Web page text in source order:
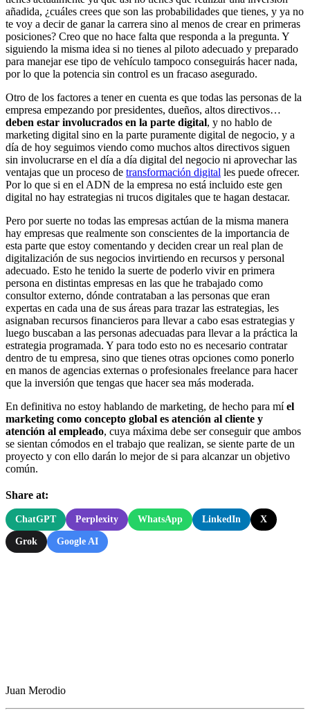
añadida, ¿cuáles crees que son las probabilidades que tienes, y ya no
te voy a decir de ganar la carrera sino al menos de crear en primeras
posiciones? Creo que no hace falta que responda a la pregunta. Y
siguiendo la misma idea si no tienes al piloto adecuado y preparado
para manejar ese tipo de vehículo tampoco conseguirás hacer nada,
por lo que la potencia sin control es un fracaso asegurado.
Otro de los factores a tener en cuenta es que todas las personas de la
empresa empezando por presidentes, dueños, altos directivos…
deben estar involucrados en la parte digital, y no hablo de
marketing digital sino en la parte puramente digital de negocio, y a
día de hoy seguimos viendo como muchos altos directivos siguen
sin involucrarse en el día a día digital del negocio ni aprovechar las
ventajas que un proceso de transformación digital les puede ofrecer.
Por lo que si en el ADN de la empresa no está incluido este gen
digital no hay estrategias ni trucos digitales que te hagan destacar.
Pero por suerte no todas las empresas actúan de la misma manera
hay empresas que realmente son conscientes de la importancia de
esta parte que estoy comentando y deciden crear un real plan de
digitalización de sus negocios invirtiendo en recursos y personal
adecuado. Esto he tenido la suerte de poderlo vivir en primera
persona en distintas empresas en las que he trabajado como
consultor externo, dónde contrataban a las personas que eran
expertas en cada una de sus áreas para trazar las estrategias, les
asignaban recursos financieros para llevar a cabo esas estrategias y
luego buscaban a las personas adecuadas para llevar a la práctica la
estrategia programada. Y para todo esto no es necesario contratar
dentro de tu empresa, sino que tienes otras opciones como ponerlo
en manos de agencias externas o profesionales freelance para hacer
que la inversión que tengas que hacer sea más moderada.
En definitiva no estoy hablando de marketing, de hecho para míel
marketing como concepto global es atención al cliente y
atención al empleado, cuya máxima debe ser conseguir que ambos
se sientan cómodos en el trabajo que realizan, se siente parte de un
proyecto y con ello darán lo mejor de si para alcanzar un objetivo
común.
Share at:
ChatGPT Perplexity WhatsApp LinkedIn X
Grok Google AI
Juan Merodio